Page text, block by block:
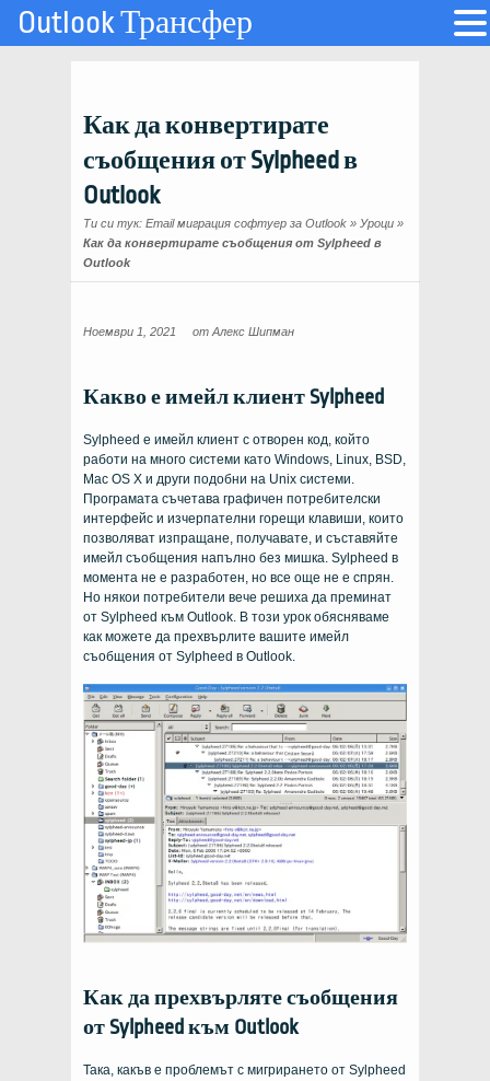
Как да конвертирате
съобщения от Sylpheed в
Outlook
Ти си тук: Email миграция софтуер за Outlook » Уроци »
Как да конвертирате съобщения от Sylpheed в
Outlook
Ноември 1, 2021 от Алекс Шипман
Какво е имейл клиент Sylpheed
Sylpheed е имейл клиент с отворен код, който
работи на много системи като Windows, Linux, BSD,
Mac OS X и други подобни на Unix системи.
Програмата съчетава графичен потребителски
интерфейс и изчерпателни горещи клавиши, които
позволяват изпращане, получавате, и съставяйте
имейл съобщения напълно без мишка. Sylpheed в
момента не е разработен, но все още не е спрян.
Но някои потребители вече решиха да преминат
от Sylpheed към Outlook. В този урок обясняваме
как можете да прехвърлите вашите имейл
съобщения от Sylpheed в Outlook.
Как да прехвърляте съобщения
от Sylpheed към Outlook
Така, какъв е проблемът с мигрирането от Sylpheed
Outlook Трансфер